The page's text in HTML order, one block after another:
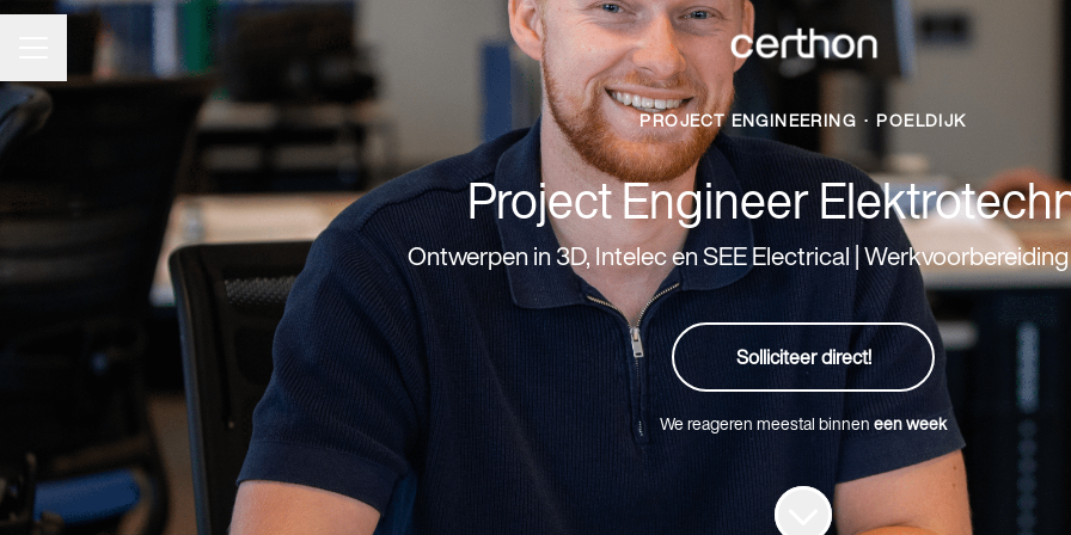
PROJECT ENGINEERING · POELDIJK
Project Engineer
Ontwerpen in 3D, Intelec en SEE Electrical |
Solliciteer direct!
We reageren meestal binneneen week